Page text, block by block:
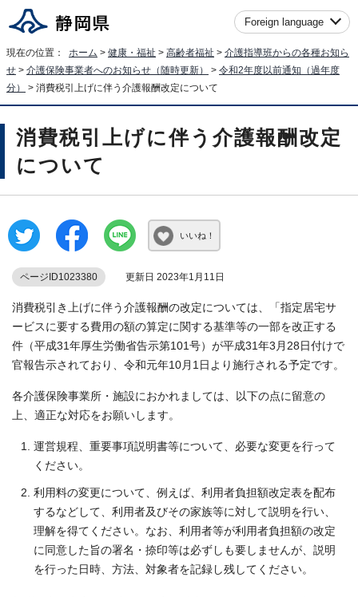
Foreign language
現在の位置： ホーム > 健康・福祉 > 高齢者福祉 > 介護指導班からの各種お知ら
せ > 介護保険事業者へのお知らせ（随時更新） > 令和2年度以前通知（過年度
分）
> 消費税引上げに伴う介護報酬改定について
消費税引上げに伴う介護報酬改定
について
いいね！
ページID1023380 更新日 2023年1月11日
消費税引き上げに伴う介護報酬の改定については、「指定居宅サ
ービスに要する費用の額の算定に関する基準等の一部を改正する
件（平成31年厚生労働省告示第101号）が平成31年3月28日付けで
官報告示されており、令和元年10月1日より施行される予定です。
各介護保険事業所・施設におかれましては、以下の点に留意の
上、適正な対応をお願いします。
運営規程、重要事項説明書等について、必要な変更を行って
ください。
利用料の変更について、例えば、利用者負担額改定表を配布
するなどして、利用者及びその家族等に対して説明を行い、
理解を得てください。なお、利用者等が利用者負担額の改定
に同意した旨の署名・捺印等は必ずしも要しませんが、説明
を行った日時、方法、対象者を記録し残してください。